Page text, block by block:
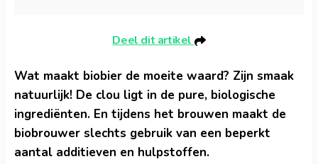
Deel dit artikel
Wat maakt biobier de moeite waard? Zijn smaak
natuurlijk! De clou ligt in de pure, biologische
ingrediënten. En tijdens het brouwen maakt de
biobrouwer slechts gebruik van een beperkt
aantal additieven en hulpstoffen.